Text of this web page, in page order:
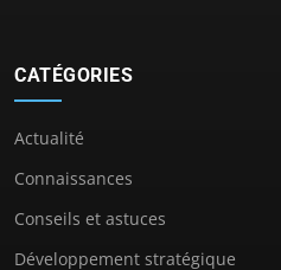
CATÉGORIES
Actualité
Connaissances
Conseils et astuces
Développement stratégique